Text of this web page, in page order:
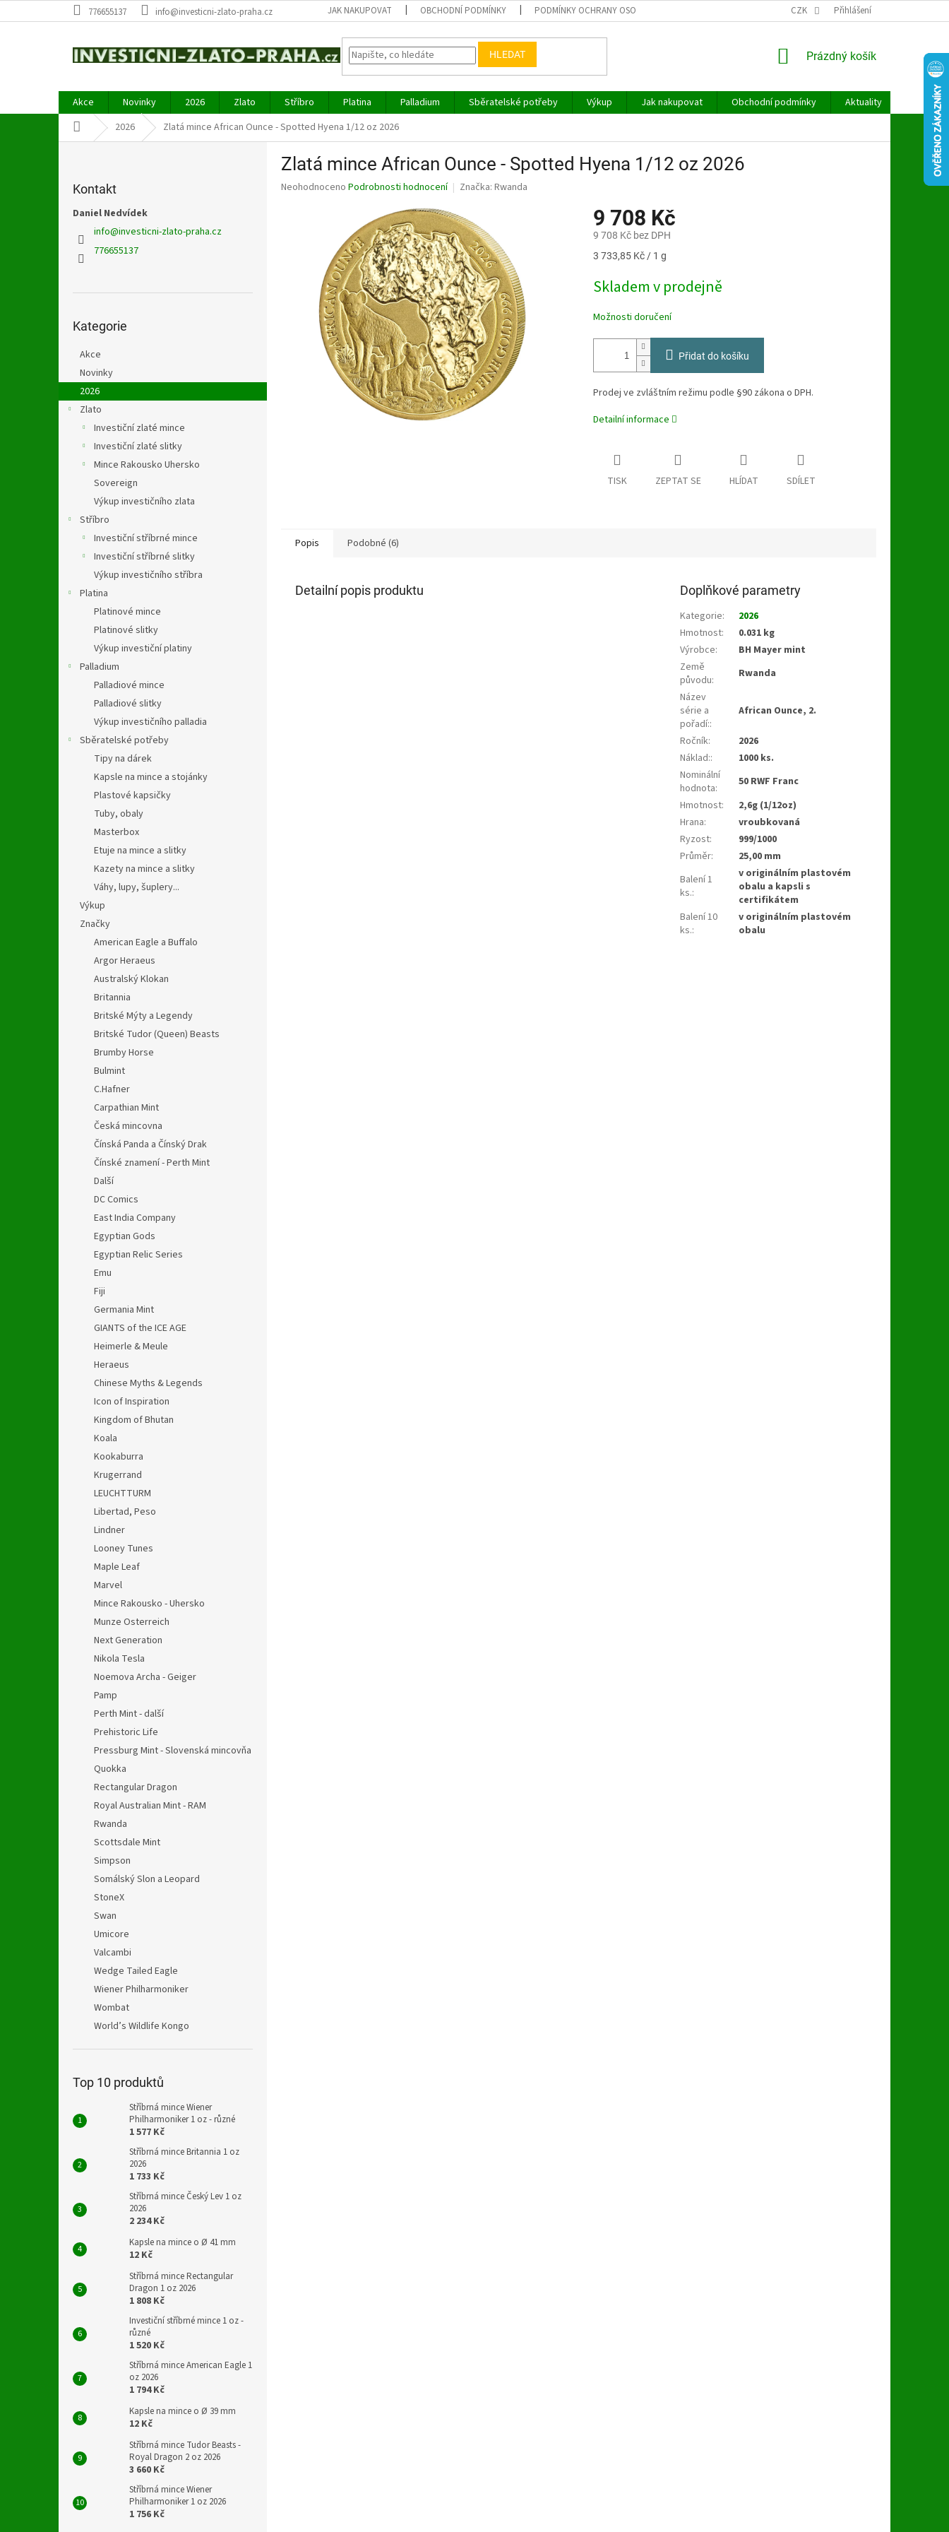
na
776655137 info@investicni-zlato-praha.cz JAK NAKUPOVAT OBCHODNÍ PODMÍNKY PODMÍNKY OCHRANY OSOBNÍCH ÚDAJŮ CZK Přihlášení
HLEDAT
NÁKUPNÍ
Prázdný košík
Akce Novinky 2026 Zlato Stříbro Platina Palladium Sběratelské potřeby Výkup Jak nakupovat Obchodní podmínky Aktuality
Kontakt
Domů 2026 Zlatá mince African Ounce - Spotted Hyena 1/12 oz 2026
Kontakt
Daniel Nedvídek
info@investicni-zlato-praha.cz
776655137
kategorie
Kategorie
Akce
Novinky
2026
Zlato
Investiční zlaté mince
Investiční zlaté slitky
Mince Rakousko Uhersko
Sovereign
Výkup investičního zlata
Stříbro
Investiční stříbrné mince
Investiční stříbrné slitky
Výkup investičního stříbra
Platina
Platinové mince
Platinové slitky
Výkup investiční platiny
Palladium
Palladiové mince
Palladiové slitky
Výkup investičního palladia
Sběratelské potřeby
Tipy na dárek
Kapsle na mince a stojánky
Plastové kapsičky
Tuby, obaly
Masterbox
Etuje na mince a slitky
Kazety na mince a slitky
Váhy, lupy, šuplery...
Výkup
Značky
American Eagle a Buffalo
Argor Heraeus
Australský Klokan
Britannia
Britské Mýty a Legendy
Britské Tudor (Queen) Beasts
Brumby Horse
Bulmint
C.Hafner
Carpathian Mint
Česká mincovna
Čínská Panda a Čínský Drak
Čínské znamení - Perth Mint
Další
DC Comics
East India Company
Egyptian Gods
Egyptian Relic Series
Emu
Fiji
Germania Mint
GIANTS of the ICE AGE
Heimerle & Meule
Heraeus
Chinese Myths & Legends
Icon of Inspiration
Kingdom of Bhutan
Koala
Kookaburra
Krugerrand
LEUCHTTURM
Libertad, Peso
Lindner
Looney Tunes
Maple Leaf
Marvel
Mince Rakousko - Uhersko
Munze Osterreich
Next Generation
Nikola Tesla
Noemova Archa - Geiger
Pamp
Perth Mint - další
Prehistoric Life
Pressburg Mint - Slovenská mincovňa
Quokka
Rectangular Dragon
Royal Australian Mint - RAM
Rwanda
Scottsdale Mint
Simpson
Somálský Slon a Leopard
StoneX
Swan
Umicore
Valcambi
Wedge Tailed Eagle
Wiener Philharmoniker
Wombat
World’s Wildlife Kongo
Top 10 produktů
Stříbrná mince Wiener
Philharmoniker 1 oz - různé
1 577 Kč
Stříbrná mince Britannia 1 oz
2026
1 733 Kč
Stříbrná mince Český Lev 1 oz
2026
2 234 Kč
Kapsle na mince o Ø 41 mm
12 Kč
Stříbrná mince Rectangular
Dragon 1 oz 2026
1 808 Kč
Investiční stříbrné mince 1 oz -
různé
1 520 Kč
Stříbrná mince American Eagle 1
oz 2026
1 794 Kč
Kapsle na mince o Ø 39 mm
12 Kč
Stříbrná mince Tudor Beasts -
Royal Dragon 2 oz 2026
3 660 Kč
Stříbrná mince Wiener
Philharmoniker 1 oz 2026
1 756 Kč
Zlatá mince African Ounce - Spotted Hyena 1/12 oz 2026
Průměrné
hvězdiček.
Neohodnoceno Podrobnosti hodnocení Značka: Rwanda
9 708 Kč
9 708 Kč bez DPH
Měrná
3 733,85 Kč / 1 g
Skladem v prodejně
Možnosti doručení
Přidat do košíku
Prodej ve zvláštním režimu podle §90 zákona o DPH.
Detailní informace
TISK ZEPTAT SE HLÍDAT SDÍLET
Popis Podobné (6)
Detailní popis produktu Doplňkové parametry
Kategorie:
2026
Hmotnost:
0.031 kg
Výrobce:
BH Mayer mint
Země
původu:
Rwanda
Název
série a
pořadí::
African Ounce, 2.
Ročník:
2026
Náklad::
1000 ks.
Nominální
hodnota:
50 RWF Franc
Hmotnost:
2,6g (1/12oz)
Hrana:
vroubkovaná
Ryzost:
999/1000
Průměr:
25,00 mm
Balení 1
ks.:
v originálním plastovém
obalu a kapsli s
certifikátem
Balení 10
ks.:
v originálním plastovém
obalu